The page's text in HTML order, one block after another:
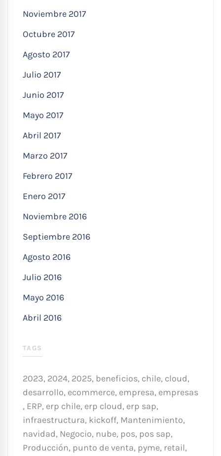
Noviembre 2017
Octubre 2017
Agosto 2017
Julio 2017
Junio 2017
Mayo 2017
Abril 2017
Marzo 2017
Febrero 2017
Enero 2017
Noviembre 2016
Septiembre 2016
Agosto 2016
Julio 2016
Mayo 2016
Abril 2016
TAGS
2023, 2024, 2025, beneficios, chile, cloud,
desarrollo, ecommerce, empresa, empresas
, ERP, erp chile, erp cloud, erp sap,
infraestructura, kickoff, Mantenimiento,
navidad, Negocio, nube, pos, pos sap,
Producción, punto de venta, pyme, retail,